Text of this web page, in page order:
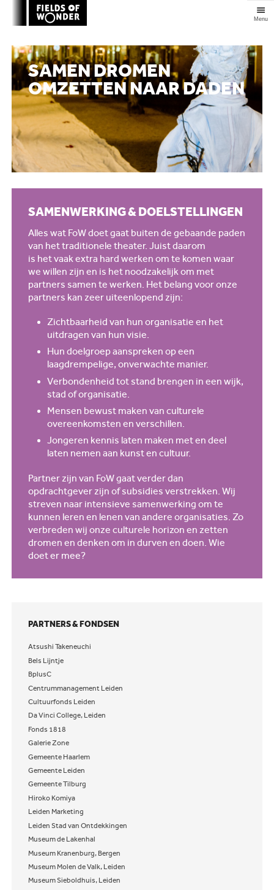
SAMEN DROMEN
OMZETTEN NAAR DADEN
SAMENWERKING & DOELSTELLINGEN
Alles wat FoW doet gaat buiten de gebaande paden
van het traditionele theater. Juist daarom
is het vaak extra hard werken om te komen waar
we willen zijn en is het noodzakelijk om met
partners samen te werken. Het belang voor onze
partners kan zeer uiteenlopend zijn:
Zichtbaarheid van hun organisatie en het
uitdragen van hun visie.
Hun doelgroep aanspreken op een
laagdrempelige, onverwachte manier.
Verbondenheid tot stand brengen in een wijk,
stad of organisatie.
Mensen bewust maken van culturele
overeenkomsten en verschillen.
Jongeren kennis laten maken met en deel
laten nemen aan kunst en cultuur.
Partner zijn van FoW gaat verder dan
opdrachtgever zijn of subsidies verstrekken. Wij
streven naar intensieve samenwerking om te
kunnen leren en lenen van andere organisaties. Zo
verbreden wij onze culturele horizon en zetten
dromen en denken om in durven en doen. Wie
doet er mee?
PARTNERS & FONDSEN
Atsushi Takeneuchi
Bels Lijntje
BplusC
Centrummanagement Leiden
Cultuurfonds Leiden
Da Vinci College, Leiden
Fonds 1818
Galerie Zone
Gemeente Haarlem
Gemeente Leiden
Gemeente Tilburg
Hiroko Komiya
Leiden Marketing
Leiden Stad van Ontdekkingen
Museum de Lakenhal
Museum Kranenburg, Bergen
Museum Molen de Valk, Leiden
Museum Sieboldhuis, Leiden